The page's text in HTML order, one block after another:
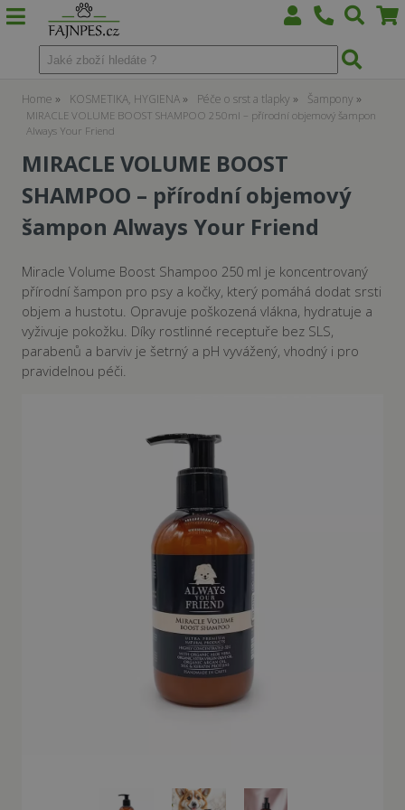
Home KOSMETIKA, HYGIENA Péče o srst a tlapky Šampony
MIRACLE VOLUME BOOST SHAMPOO 250ml – přírodní objemový šampon
Always Your Friend
MIRACLE VOLUME BOOST
SHAMPOO – přírodní objemový
šampon Always Your Friend
Miracle Volume Boost Shampoo 250 ml je koncentrovaný
přírodní šampon pro psy a kočky, který pomáhá dodat srsti
objem a hustotu. Opravuje poškozená vlákna, hydratuje a
vyživuje pokožku. Díky rostlinné receptuře bez SLS,
parabenů a barviv je šetrný a pH vyvážený, vhodný i pro
pravidelnou péči.